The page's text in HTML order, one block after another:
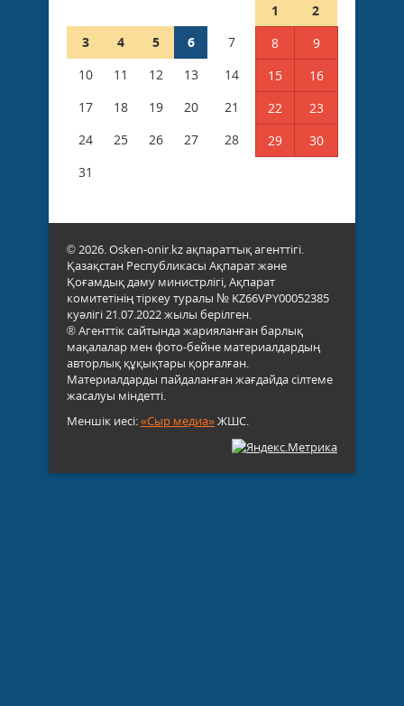
1
2
3
4 5 6 7 8
9
10
11 12 13 14 15
16
17
18 19 20 21 22
23
24
25 26 27 28 29
30
31
© 2026. Osken-onir.kz ақпараттық агенттігі.
Қазақстан Республикасы Ақпарат және
Қоғамдық даму министрлігі, Ақпарат
комитетінің тіркеу туралы № KZ66VPY00052385
куәлігі 21.07.2022 жылы берілген.
® Агенттік сайтында жарияланған барлық
мақалалар мен фото-бейне материалдардың
авторлық құқықтары қорғалған.
Материалдарды пайдаланған жағдайда сілтеме
жасалуы міндетті.
Меншік иесі:«Сыр медиа»ЖШС.